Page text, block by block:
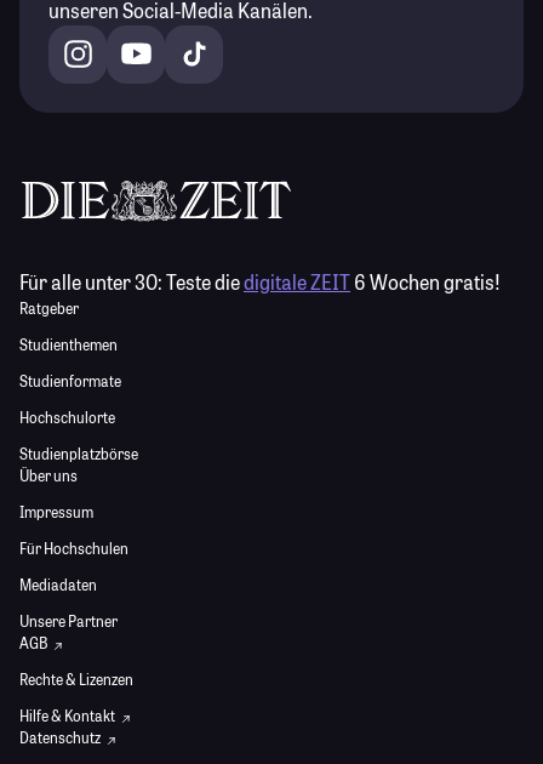
unseren Social-Media Kanälen.
Für alle unter 30:Teste diedigitale ZEIT6 Wochen gratis!
Ratgeber
Studienthemen
Studienformate
Hochschulorte
Studienplatzbörse
Über uns
Impressum
Für Hochschulen
Mediadaten
Unsere Partner
AGB
Rechte & Lizenzen
Hilfe & Kontakt
Datenschutz